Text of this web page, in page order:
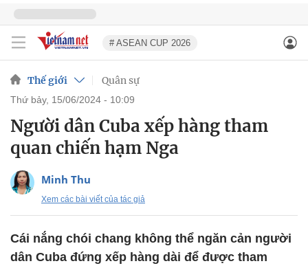
# ASEAN CUP 2026
Thế giới Quân sự
thứ bảy, 15/06/2024 - 10:09
Người dân Cuba xếp hàng tham
quan chiến hạm Nga
Minh Thu
Xem các bài viết của tác giả
Cái nắng chói chang không thể ngăn cản người
dân Cuba đứng xếp hàng dài để được tham